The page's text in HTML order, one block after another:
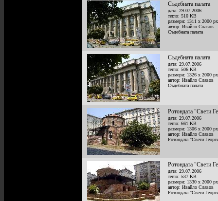
Съдебната палата
дата: 29.07.2006
тегло: 510 KB
размери: 1311 x 2000
автор: Ивайло Славов
Съдебната палата
Съдебната палата
дата: 29.07.2006
тегло: 506 KB
размери: 1326 x 2000
автор: Ивайло Славов
Съдебната палата
Ротондата "Свети
дата: 29.07.2006
тегло: 661 KB
размери: 1306 x 2000
автор: Ивайло Славов
Ротондата "Свети
Ротондата "Свети
дата: 29.07.2006
тегло: 537 KB
размери: 1330 x 2000
автор: Ивайло Славов
Ротондата "Свети